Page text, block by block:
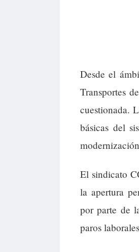
Desde el
Transportes
cuestionada.
básicas del
El sindicato
la apertura
por parte de
paros